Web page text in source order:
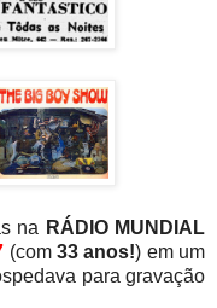
na RÁDIO MUNDIAL
(com 33 anos!) em um
para gravação